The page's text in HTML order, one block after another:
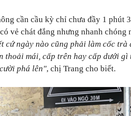
cần cầu kỳ chỉ chưa đầy 1 phút
vẻ chát đắng nhưng nhanh chóng
cứ ngày nào cũng phải làm cốc
thoải mái, cấp trên hay cấp dưới
phá lên", chị Trang cho biết.